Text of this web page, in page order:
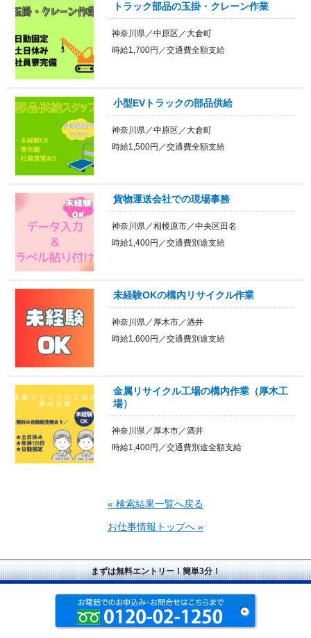
トラック部品の玉掛・クレーン作業
神奈川県／中原区／大倉町
時給1,700円／交通費全額支給
小型EVトラックの部品供給
神奈川県／中原区／大倉町
時給1,500円／交通費全額支給
貨物運送会社での現場事務
神奈川県／相模原市／中央区田名
時給1,400円／交通費別途支給
未経験OKの構内リサイクル作業
神奈川県／厚木市／酒井
時給1,600円／交通費別途支給
金属リサイクル工場の構内作業（厚木工
場）
神奈川県／厚木市／酒井
時給1,400円／交通費別途全額支給
« 検索結果一覧へ戻る
お仕事情報トップへ »
まずは無料エントリー！簡単3分！